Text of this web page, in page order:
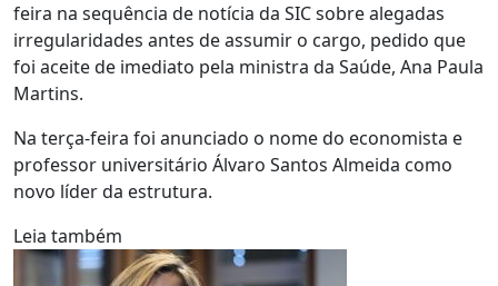
feira na sequência de notícia da SIC sobre alegadas
irregularidades antes de assumir o cargo, pedido que
foi aceite de imediato pela ministra da Saúde, Ana Paula
Martins.
Na terça-feira foi anunciado o nome do economista e
professor universitário Álvaro Santos Almeida como
novo líder da estrutura.
Leia também